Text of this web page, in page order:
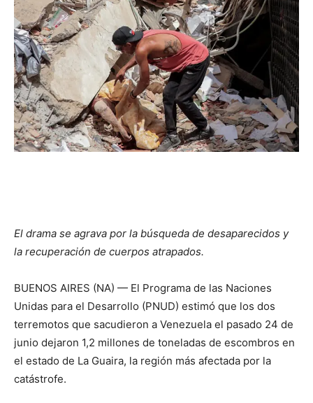
El drama se agrava por la búsqueda de desaparecidos y
la recuperación de cuerpos atrapados.
BUENOS AIRES (NA) — El Programa de las Naciones
Unidas para el Desarrollo (PNUD) estimó que los dos
terremotos que sacudieron a Venezuela el pasado 24 de
junio dejaron 1,2 millones de toneladas de escombros en
el estado de La Guaira, la región más afectada por la
catástrofe.